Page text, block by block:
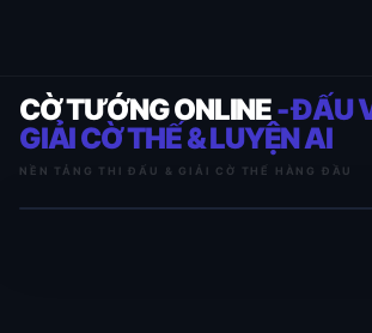
CỜ TƯỚNG ONLINE- ĐẤU
GIẢI CỜ THẾ & LUYỆN AI
NỀN TẢNG THI ĐẤU & GIẢI CỜ THẾ HÀNG ĐẦU